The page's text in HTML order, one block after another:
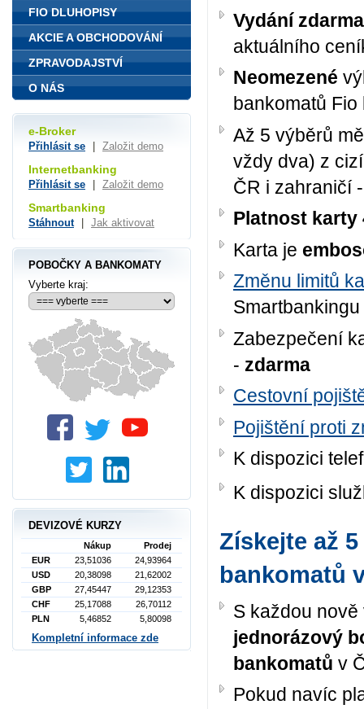
Vydání zdarma
aktuálního
Neomezené
bankomatů
Až 5 výběrů
vždy dva) z
ČR i zahraničí
Platnost karty
Karta je
Změnu limitů
Zabezpečení
- zdarma
Cestovní
Pojištění proti
K dispozici
K dispozici
Získejte až
bankomatů
S každou
jednorázový
bankomatů v
Pokud navíc
FIO DLUHOPISY
AKCIE A OBCHODOVÁNÍ
ZPRAVODAJSTVÍ
O NÁS
e-Broker
Přihlásit se Založit demo
Internetbanking
Přihlásit se Založit demo
Smartbanking
Stáhnout Jak aktivovat
POBOČKY A BANKOMATY
Vyberte kraj:
DEVIZOVÉ KURZY
Nákup
Prodej
EUR
23,51036
24,93964
USD
20,38098
21,62002
GBP
27,45447
29,12353
CHF
25,17088
26,70112
PLN
5,46852 5,80098
Kompletní informace zde